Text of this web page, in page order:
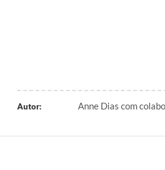
Autor: Anne Dias com